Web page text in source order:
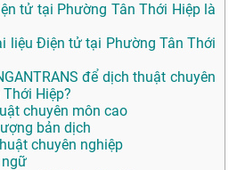
tử tại Phường Tân Thới Hiệp là
liệu Điện tử tại Phường Tân Thới
để dịch thuật chuyên
Hiệp?
chuyên môn cao
bản dịch
chuyên nghiệp
ngữ